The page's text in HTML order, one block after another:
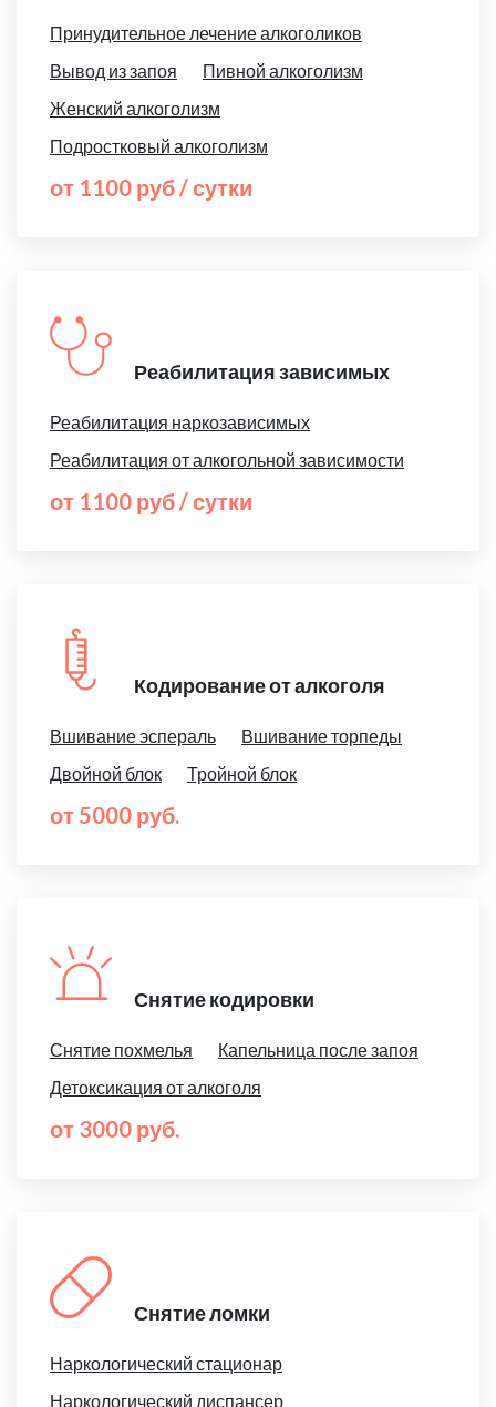
Принудительное лечение алкоголиков
Вывод из запоя
Пивной алкоголизм
Женский алкоголизм
Подростковый алкоголизм
от 1100 руб / сутки
Реабилитация зависимых
Реабилитация наркозависимых
Реабилитация от алкогольной зависимости
от 1100 руб / сутки
Кодирование от алкоголя
Вшивание эспераль
Вшивание торпеды
Двойной блок
Тройной блок
от 5000 руб.
Снятие кодировки
Снятие похмелья
Капельница после запоя
Детоксикация от алкоголя
от 3000 руб.
Снятие ломки
Наркологический стационар
Наркологический диспансер